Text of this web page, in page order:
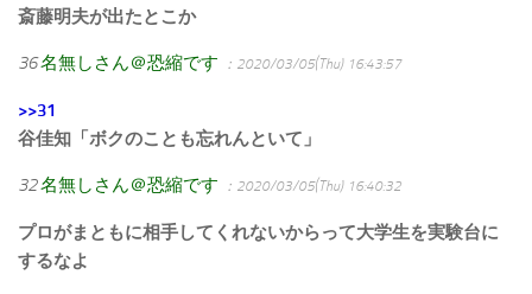
斎藤明夫が出たとこか
36名無しさん＠恐縮です ：2020/03/05(Thu) 16:43:57
>>31
谷佳知「ボクのことも忘れんといて」
32名無しさん＠恐縮です ：2020/03/05(Thu) 16:40:32
プロがまともに相手してくれないからって大学生を実験台に
するなよ